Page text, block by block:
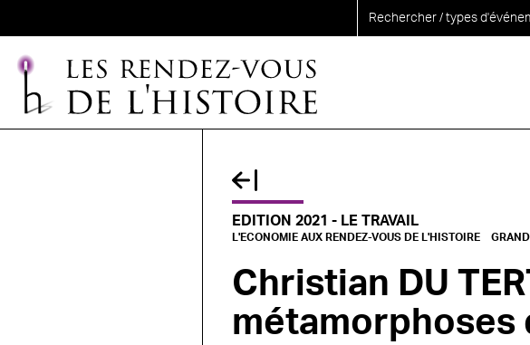
EDITION 2021 - LE TRAVAIL
L'ECONOMIE AUX RENDEZ-VOUS DE L'HISTOIRE
Christian DU
métamorphoses